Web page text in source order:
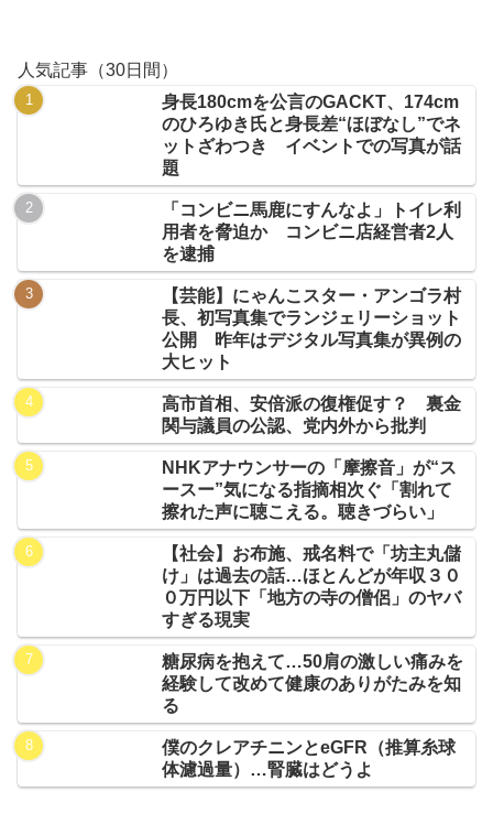
人気記事（30日間）
身長180cmを公言のGACKT、174cm
のひろゆき氏と身長差“ほぼなし”でネ
ットざわつき イベントでの写真が話
題
「コンビニ馬鹿にすんなよ」トイレ利
用者を脅迫か コンビニ店経営者2人
を逮捕
【芸能】にゃんこスター・アンゴラ村
長、初写真集でランジェリーショット
公開 昨年はデジタル写真集が異例の
大ヒット
高市首相、安倍派の復権促す？ 裏金
関与議員の公認、党内外から批判
NHKアナウンサーの「摩擦音」が“ス
ースー”気になる指摘相次ぐ「割れて
擦れた声に聴こえる。聴きづらい」
【社会】お布施、戒名料で「坊主丸儲
け」は過去の話…ほとんどが年収３０
０万円以下「地方の寺の僧侶」のヤバ
すぎる現実
糖尿病を抱えて…50肩の激しい痛みを
経験して改めて健康のありがたみを知
る
僕のクレアチニンとeGFR（推算糸球
体濾過量）…腎臓はどうよ